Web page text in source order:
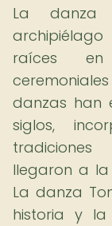
La danza
raíces
danzas han
siglos,
llegaron a la
La danza
historia y